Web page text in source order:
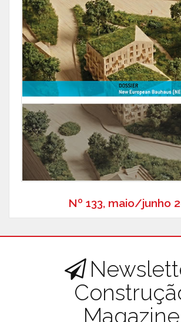
Nº 133, maio/junho
Magazine